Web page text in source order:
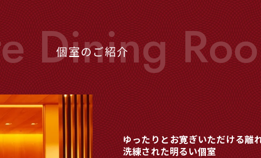
個室のご紹介
ゆったりとお寛ぎいただける離
洗練された明るい個室